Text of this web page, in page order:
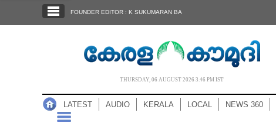
NOTIFIED NEWS
FOUNDER EDITOR : K SUKUMARAN BA
THURSDAY, 06 AUGUST 2026 3.46 PM IST
LATEST AUDIO KERALA LOCAL NEWS 360